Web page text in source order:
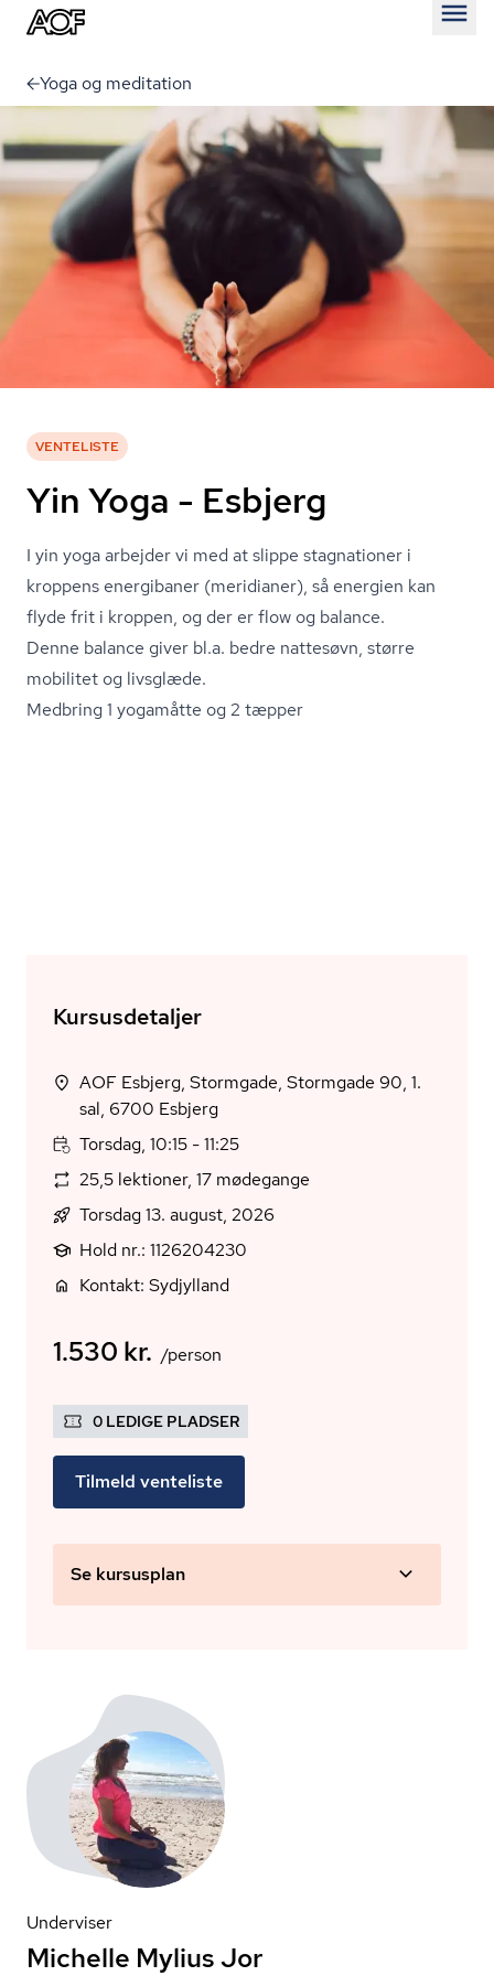
Yoga og meditation
VENTELISTE
Yin Yoga - Esbjerg
I yin yoga arbejder vi med at slippe stagnationer i
kroppens energibaner (meridianer), så energien kan
flyde frit i kroppen, og der er flow og balance.
Denne balance giver bl.a. bedre nattesøvn, større
mobilitet og livsglæde.
Medbring 1 yogamåtte og 2 tæpper
Kursusdetaljer
AOF Esbjerg, Stormgade, Stormgade 90, 1.
sal, 6700 Esbjerg
Torsdag, 10:15 - 11:25
25,5 lektioner, 17 mødegange
Torsdag 13. august, 2026
Hold nr.: 1126204230
Kontakt: Sydjylland
1.530 kr. /person
0 LEDIGE PLADSER
Tilmeld venteliste
Se kursusplan
Underviser
Michelle Mylius Jor